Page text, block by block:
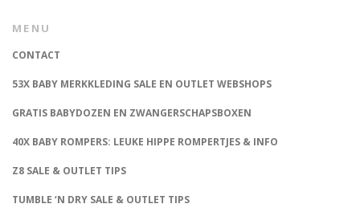
MENU
CONTACT
53X BABY MERKKLEDING SALE EN OUTLET WEBSHOPS
GRATIS BABYDOZEN EN ZWANGERSCHAPSBOXEN
40X BABY ROMPERS: LEUKE HIPPE ROMPERTJES & INFO
Z8 SALE & OUTLET TIPS
TUMBLE ‘N DRY SALE & OUTLET TIPS